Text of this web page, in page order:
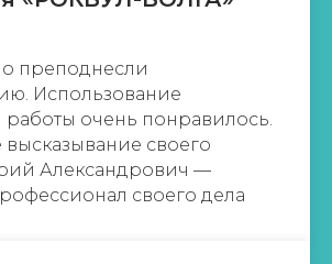
преподнесли
Использование
очень понравилось.
своего
Александрович —
своего дела